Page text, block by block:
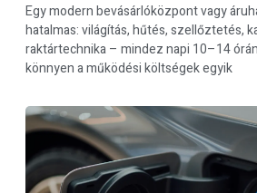
Egy modern bevásárlóközpont vagy
hatalmas: világítás, hűtés, szellőztetés,
raktártechnika – mindez napi 10–14
könnyen a működési költségek egyik